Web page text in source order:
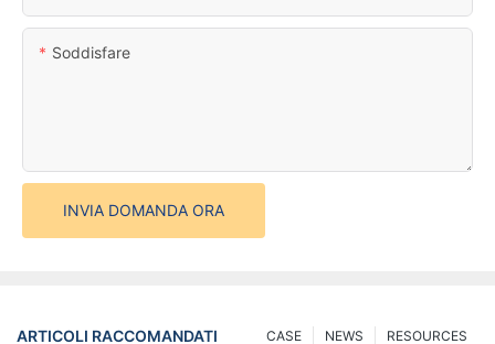
Soddisfare
INVIA DOMANDA ORA
ARTICOLI RACCOMANDATI RESOURCES
NEWS
CASE